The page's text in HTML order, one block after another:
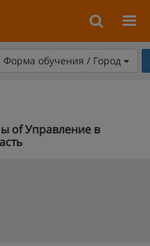
Форма обучения / Город
of Управление в